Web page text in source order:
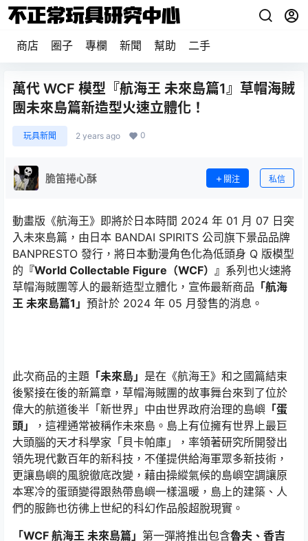
商店 圈子 專欄 新聞 幫助 二手
萬代 WCF 模型『航海王 未來島篇1』草帽海賊
團未來島篇新造型火速立體化！
玩具新聞 2 years ago 0
脆笛捲心酥 關注 私信
動畫版《航海王》即將於日本時間 2024 年 01 月 07 日突
入未來島篇，由日本 BANDAI SPIRITS 公司旗下景品品牌
BANPRESTO 發行，將日本動漫角色化為低頭身 Q 版模型
的 『World Collectable Figure（WCF）』 系列也火速將
草帽海賊團等人的最新造型立體化，宣佈最新商品 「航海
王 未來島篇1」 預計於 2024 年 05 月發售的消息。
此次商品的主題 「未來島」 是在《航海王》和之國篇結束
後緊接在後的新篇章，草帽海賊團的故事舞台來到了位於
偉大的航道後半「新世界」中由世界政府治理的島嶼 「蛋
頭」
，這裡通常被稱作未來島。島上有位擁有世界上最巨
大頭腦的天才科學家「貝卡帕庫」，率領著研究所開發出
領先現代數百年的新科技，不僅提供給海軍眾多新技術，
更讓島嶼的風貌徹底改變，藉由操縱氣候的島嶼空調讓原
本寒冷的蛋頭變得跟熱帶島嶼一樣溫暖，島上的建築、人
們的服飾也彷彿上世紀的科幻作品般超脫現實。
「WCF 航海王 未來島篇」 第一彈將推出包含魯夫、香吉